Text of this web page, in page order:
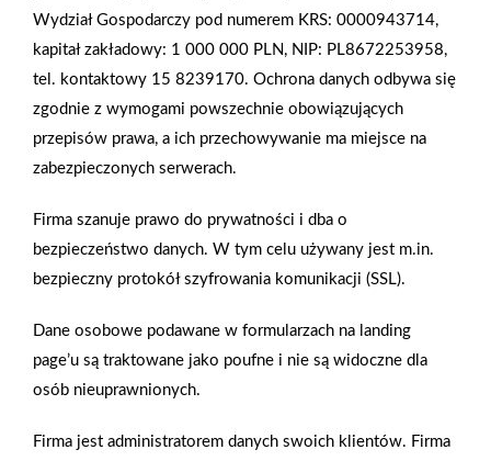
2022-07-01
GAZETKA LIPIEC 2022
🟠 NOWA GAZETKA MRÓWKI 🔵
…………………………………………………………
ZAKUPY ONLINE
www.mrowka.com.pl/sklep-psb-mrowka/psb-mrowka-tarnobrzeg.html
…………………………………………………………
🔹 POPULARNE PRODUKTYwww.mrowka.com.pl/sklep-psb-mrowka-
Action=ProductList&_Feature=Available
…………………………………………………………
www.instagram.com/mrowka.tarnobrzeg
Wydział Gospodarczy pod numerem KRS: 0000943714,
kapitał zakładowy: 1 000 000 PLN, NIP: PL8672253958,
tel. kontaktowy 15 8239170. Ochrona danych odbywa się
zgodnie z wymogami powszechnie obowiązujących
przepisów prawa, a ich przechowywanie ma miejsce na
zabezpieczonych serwerach.
Firma szanuje prawo do prywatności i dba o
bezpieczeństwo danych. W tym celu używany jest m.in.
bezpieczny protokół szyfrowania komunikacji (SSL).
Dane osobowe podawane w formularzach na landing
page’u są traktowane jako poufne i nie są widoczne dla
osób nieuprawnionych.
Firma jest administratorem danych swoich klientów. Firma